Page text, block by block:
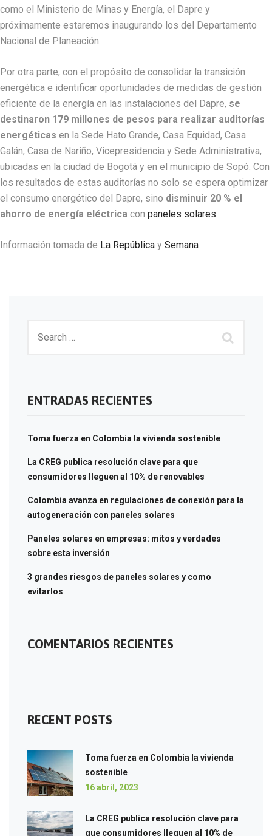
como el Ministerio de Minas y Energía, el Dapre y
próximamente estaremos inaugurando los del Departamento
Nacional de Planeación.
Por otra parte, con el propósito de consolidar la transición
energética e identificar oportunidades de medidas de gestión
eficiente de la energía en las instalaciones del Dapre, se
destinaron 179 millones de pesos para realizar auditorías
energéticas en la Sede Hato Grande, Casa Equidad, Casa
Galán, Casa de Nariño, Vicepresidencia y Sede Administrativa,
ubicadas en la ciudad de Bogotá y en el municipio de Sopó. Con
los resultados de estas auditorías no solo se espera optimizar
el consumo energético del Dapre, sino disminuir 20 % el
ahorro de energía eléctrica con paneles solares.
Información tomada de La República y Semana
ENTRADAS RECIENTES
Toma fuerza en Colombia la vivienda sostenible
La CREG publica resolución clave para que
consumidores lleguen al 10% de renovables
Colombia avanza en regulaciones de conexión para la
autogeneración con paneles solares
Paneles solares en empresas: mitos y verdades
sobre esta inversión
3 grandes riesgos de paneles solares y como
evitarlos
COMENTARIOS RECIENTES
RECENT POSTS
Toma fuerza en Colombia la vivienda
sostenible
16 abril, 2023
La CREG publica resolución clave para
que consumidores lleguen al 10% de